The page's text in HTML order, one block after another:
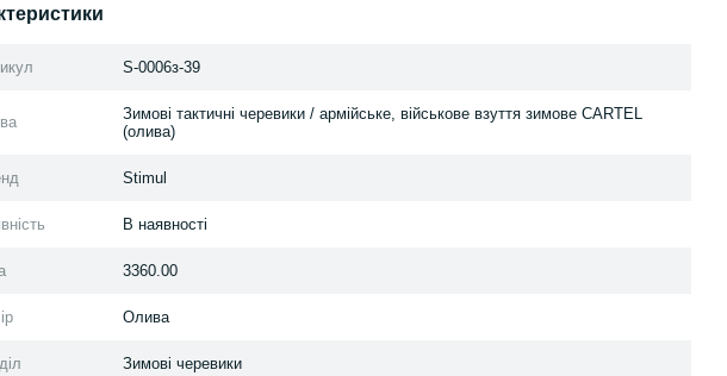
S-0006з-39
Зимові тактичні черевики / армійське, військове взуття зимове CARTEL
(олива)
Stimul
В наявності
3360.00
Олива
Зимові черевики